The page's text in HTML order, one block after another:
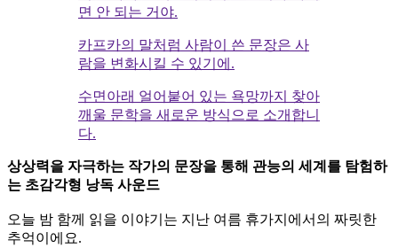
면 안 되는 거야.
카프카의 말처럼 사람이 쓴 문장은 사
람을 변화시킬 수 있기에.
수면아래 얼어붙어 있는 욕망까지 찾아
깨울 문학을 새로운 방식으로 소개합니
다.
상상력을 자극하는 작가의 문장을 통해 관능의 세계를 탐험하
는 초감각형 낭독 사운드
오늘 밤 함께 읽을 이야기는 지난 여름 휴가지에서의 짜릿한
추억이에요.